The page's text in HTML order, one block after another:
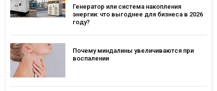
Генератор или система накопления
энергии: что выгоднее для бизнеса в 2026
году?
Почему миндалины увеличиваются при
воспалении